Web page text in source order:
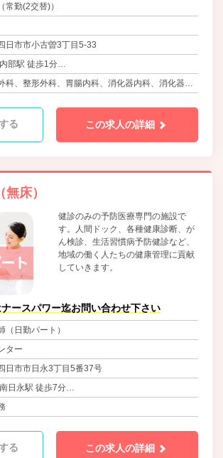
常勤(2交替)）
日市市小古曽3丁目5-33
部駅 徒歩1分
古曽 徒歩8分
科、整形外科、胃腸内科、消化器内科、消化器外
射線科
る この求人の詳細
床）
健診のみの予防医療専門の施設で
す。人間ドック、各種健康診断、が
ん検診、生活習慣病予防健診など、
地域の働く人たちの健康管理に貢献
していきます。
ースパワー迄お問い合わせ下さい
（日勤パート）
ター
日市市日永3丁目5番37号
日永駅 徒歩7分
西日野駅 徒歩6分
る この求人の詳細